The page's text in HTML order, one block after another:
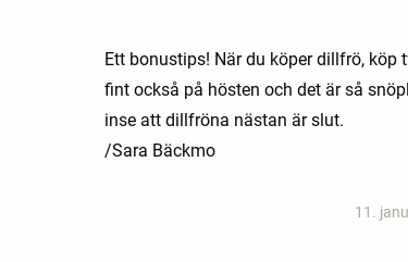
Ett bonustips! När du köper dillfrö, köp
fint också på hösten och det är så
inse att dillfröna nästan är slut.
/Sara Bäckmo
11.